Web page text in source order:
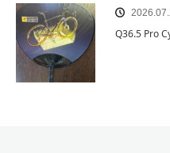
Q36.5 Pro